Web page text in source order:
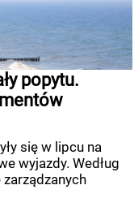
popytu.
się w lipcu na
wyjazdy. Według